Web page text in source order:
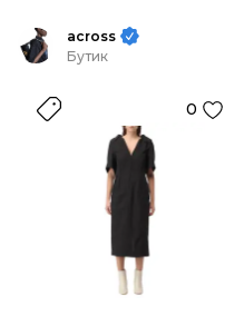
across
Бутик
0